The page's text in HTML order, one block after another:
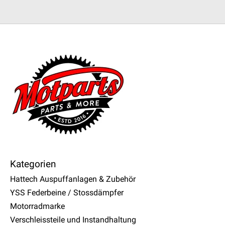
Kategorien
Hattech Auspuffanlagen & Zubehör
YSS Federbeine / Stossdämpfer
Motorradmarke
Verschleissteile und Instandhaltung